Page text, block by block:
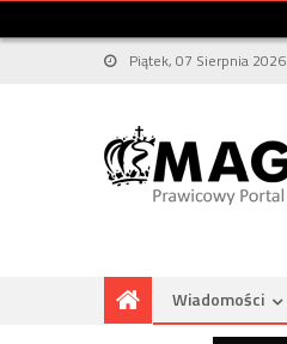
Piątek, 07 Sierpnia 2026
Wiadomości